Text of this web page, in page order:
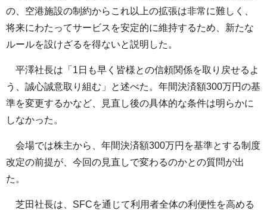
の、空港施設の制約からこれ以上の拡張は非常に難しく、
将来にわたってサービスを安定的に維持するため、新たな
ルールを設けざるを得ないと説明した。
平澤社長は「1日も早く皆様との信頼関係を取り戻せるよ
う、誠心誠意取り組む」と述べた。年間決済額300万円の基
準を変更するかなど、見直し後の具体的な条件は明らかに
しなかった。
会場では株主から、年間決済額300万円を基準とする制度
改定の前提が、今回の見直しで変わるのかとの質問が出
た。
芝田社長は、SFCを通じて利用者全体の利便性を高める